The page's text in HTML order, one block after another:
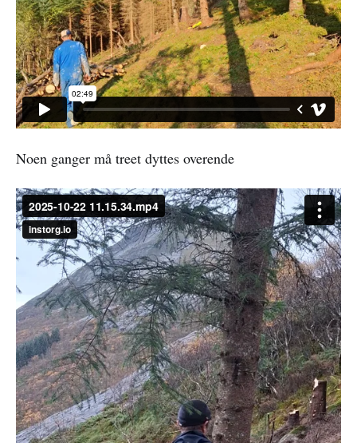
Noen ganger må treet dyttes overende